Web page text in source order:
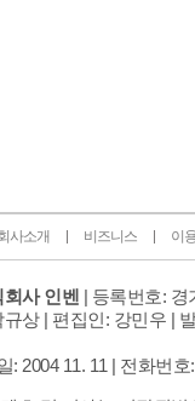
사소개 비즈니스 이
회사 인벤 | 등록번호: 경
규상 | 편집인: 강민우 |
: 2004 11. 11 | 전화번호